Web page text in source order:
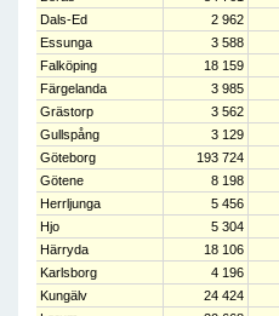
Dals-Ed
2 962
Essunga
3 588
Falköping
18 159
Färgelanda
3 985
Grästorp
3 562
Gullspång
3 129
Göteborg
193 724
Götene
8 198
Herrljunga
5 456
Hjo
5 304
Härryda
18 106
Karlsborg
4 196
Kungälv
24 424